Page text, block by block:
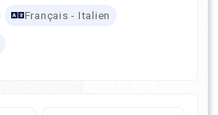
Français - Italien